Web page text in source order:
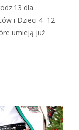
dla
i Dzieci 4–12
umieją już